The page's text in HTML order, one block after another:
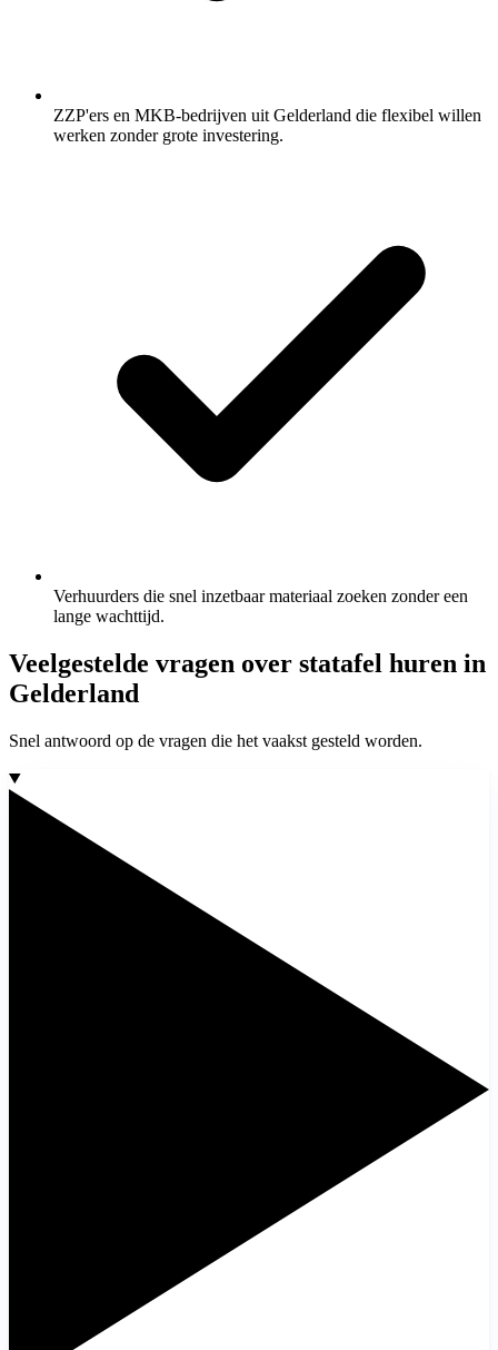
ZZP'ers en MKB-bedrijven uit Gelderland die flexibel willen
werken zonder grote investering.
Verhuurders die snel inzetbaar materiaal zoeken zonder een
lange wachttijd.
Veelgestelde vragen over statafel huren in
Gelderland
Snel antwoord op de vragen die het vaakst gesteld worden.